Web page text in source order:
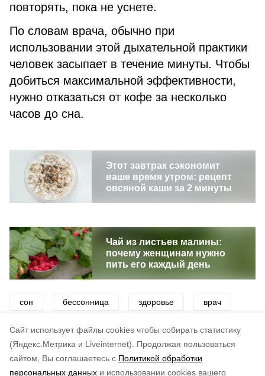
Cайт использует файлы cookies чтобы собирать статистику
(Яндекс.Метрика и Liveinternet).
Продолжая пользоваться
сайтом, Вы соглашаетесь с Политикой обработки
персональных данных и использовании cookies вашего
повторять, пока не уснете.
По словам врача, обычно при
использовании этой дыхательной практики
человек засыпает в течение минуты. Чтобы
добиться максимальной эффективности,
нужно отказаться от кофе за несколько
часов до сна.
Этот завтрак сэкономит
ваше время утром: рецепт
овсяной каши за 2 минуты
Чай из листьев малины:
почему женщинам нужно
пить его каждый день
сон бессонница здоровье врач
рекомендации советы полезные советы